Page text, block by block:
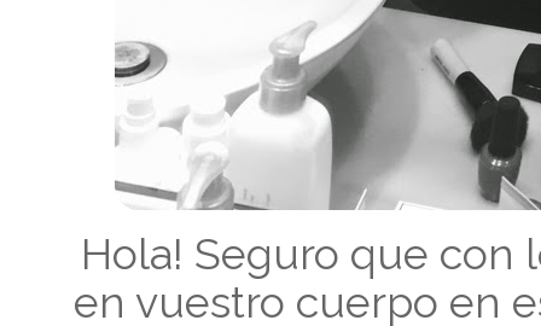
Hola! Seguro que con
en vuestro cuerpo en